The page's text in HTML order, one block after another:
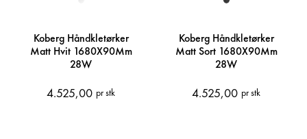
Koberg Håndkletørker
Matt Hvit 1680X90Mm
28W
4.525,00 pr stk
Koberg Håndkletørker
Matt Sort 1680X90Mm
28W
4.525,00 pr stk